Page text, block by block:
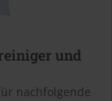
und
nachfolgende